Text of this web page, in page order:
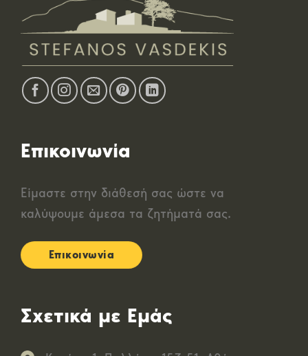
Επικοινωνία
Είμαστε στην διάθεσή σας ώστε να
καλύψουμε άμεσα τα ζητήματά σας.
Επικοινωνία
Σχετικά με Εμάς